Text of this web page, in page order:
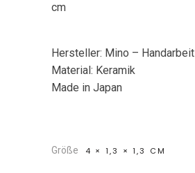
cm
Hersteller: Mino – Handarbeit
Material: Keramik
Made in Japan
Größe 4 × 1,3 × 1,3 CM